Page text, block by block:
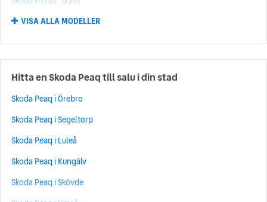
Skoda Yeti (247)
Skoda Karoq (246)
Skoda Enyaq iV (195)
Skoda Elroq (144)
Skoda Rapid (124)
Skoda Octavia Scout (99)
Skoda Epiq (83)
Skoda Scala (74)
Skoda Peaq (69)
VISA ALLA MODELLER
Hitta en Skoda Peaq till salu i din stad
Skoda Peaq i Örebro
Skoda Peaq i Segeltorp
Skoda Peaq i Luleå
Skoda Peaq i Kungälv
Skoda Peaq i Skövde